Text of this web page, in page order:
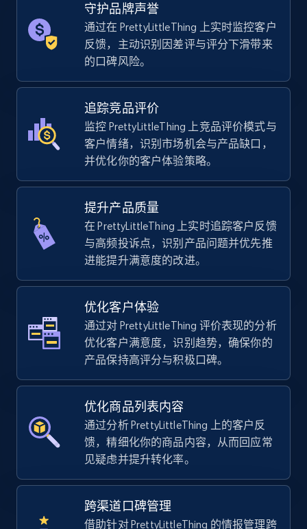
Specifications, Image urls, Top reviews, and
more.
875+
Walmart - products - Discover products by
using sku numbers
URL, Final price, Sku, Currency, Gtin,
Specifications, Image urls, Top reviews, and
875+ 立即开始
TikTok Shop
URL, Title, Available, Description, Currency, Initial
price, Final price, Discount percent, and more.
TikTok Shop - category
URL, Title, Available, Description, Currency, Initial
price, Final price, Discount percent, and more.
667+
守护品牌声誉
通过在 PrettyLittleThing 上实时监控客户
反馈，主动识别因差评与评分下滑带来
的口碑风险。
追踪竞品评价
监控 PrettyLittleThing 上竞品评价模式与
客户情绪，识别市场机会与产品缺口，
并优化你的客户体验策略。
提升产品质量
在 PrettyLittleThing 上实时追踪客户反馈
与高频投诉点，识别产品问题并优先推
进能提升满意度的改进。
优化客户体验
通过对 PrettyLittleThing 评价表现的分析
优化客户满意度，识别趋势，确保你的
产品保持高评分与积极口碑。
优化商品列表内容
通过分析 PrettyLittleThing 上的客户反
馈，精细化你的商品内容，从而回应常
见疑虑并提升转化率。
跨渠道口碑管理
借助针对 PrettyLittleThing 的情报管理跨